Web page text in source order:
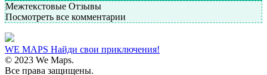
Межтекстовые Отзывы
Посмотреть все комментарии
WE MAPS Найди свои приключения!
© 2023 We Maps.
Все права защищены.